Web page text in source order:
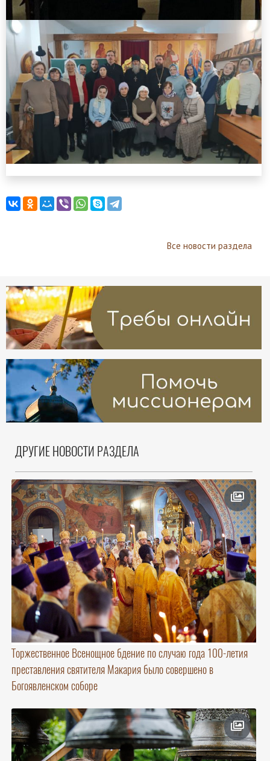
Все новости раздела
ДРУГИЕ НОВОСТИ РАЗДЕЛА
Торжественное Всенощное бдение по случаю года 100-летия
преставления святителя Макария было совершено в
Богоявленском соборе